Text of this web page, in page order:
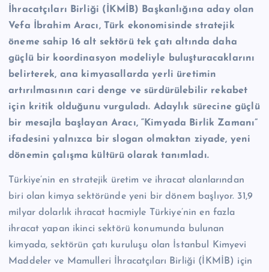
İhracatçıları Birliği (İKMİB) Başkanlığına aday olan
Vefa İbrahim Aracı, Türk ekonomisinde stratejik
öneme sahip 16 alt sektörü tek çatı altında daha
güçlü bir koordinasyon modeliyle buluşturacaklarını
belirterek, ana kimyasallarda yerli üretimin
artırılmasının cari denge ve sürdürülebilir rekabet
için kritik olduğunu vurguladı. Adaylık sürecine güçlü
bir mesajla başlayan Aracı, “Kimyada Birlik Zamanı”
ifadesini yalnızca bir slogan olmaktan ziyade, yeni
dönemin çalışma kültürü olarak tanımladı.
Türkiye’nin en stratejik üretim ve ihracat alanlarından
biri olan kimya sektöründe yeni bir dönem başlıyor. 31,9
milyar dolarlık ihracat hacmiyle Türkiye’nin en fazla
ihracat yapan ikinci sektörü konumunda bulunan
kimyada, sektörün çatı kuruluşu olan İstanbul Kimyevi
Maddeler ve Mamulleri İhracatçıları Birliği (İKMİB) için